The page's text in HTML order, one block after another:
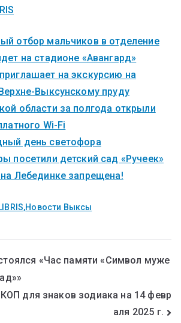
отбор мальчиков в отделение
на стадионе «Авангард»
на экскурсию на
Выксунскому пруду
области за полгода открыли
Wi-Fi
день светофора
посетили детский сад «Ручеек»
Лебединке запрещена!
,Новости Выксы
«Час памяти «Символ муже
для знаков зодиака на 14 февр
аля 2025 г.